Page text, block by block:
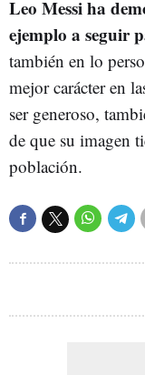
Leo Messi ha
ejemplo a seguir
también en lo
mejor carácter en
ser generoso,
de que su imagen
población.